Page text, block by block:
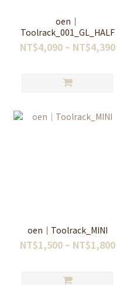
oen｜
Toolrack_001_GL_HALF
NT$4,090 ~ NT$4,390
oen｜Toolrack_MINI
NT$1,500 ~ NT$1,800